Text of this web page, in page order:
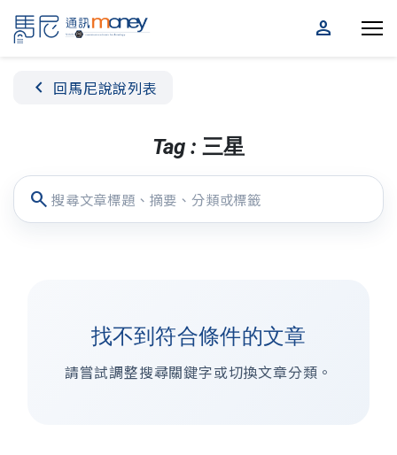
person
chevron_left 回馬尼說說列表
Tag : 三星
search
找不到符合條件的文章
請嘗試調整搜尋關鍵字或切換文章分類。